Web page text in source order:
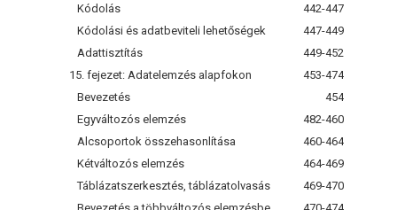
Kódolás
442-447
Kódolási és adatbeviteli lehetőségek
447-449
Adattisztítás
449-452
15. fejezet: Adatelemzés alapfokon
453-474
Bevezetés
454
Egyváltozós elemzés
482-460
Alcsoportok összehasonlítása
460-464
Kétváltozós elemzés
464-469
Táblázatszerkesztés, táblázatolvasás
469-470